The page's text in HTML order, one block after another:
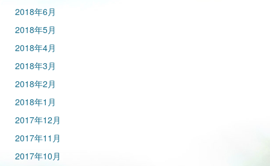
2018年6月
2018年5月
2018年4月
2018年3月
2018年2月
2018年1月
2017年12月
2017年11月
2017年10月